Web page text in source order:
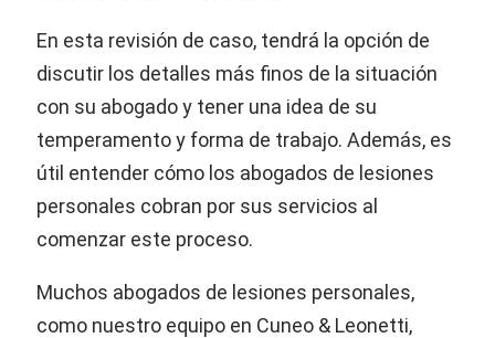
En esta revisión de caso, tendrá la opción de
discutir los detalles más finos de la situación
con su abogado y tener una idea de su
temperamento y forma de trabajo. Además, es
útil entender cómo los abogados de lesiones
personales cobran por sus servicios al
comenzar este proceso.
Muchos abogados de lesiones personales,
como nuestro equipo en Cuneo & Leonetti,